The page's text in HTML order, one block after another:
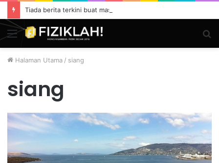
Tiada berita terkini buat masa ini.
Menu
Halaman Utama / siang
siang